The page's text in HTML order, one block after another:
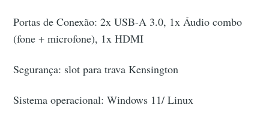
Portas de Conexão: 2x USB-A 3.0, 1x Áudio combo
(fone + microfone), 1x HDMI
Segurança: slot para trava Kensington
Sistema operacional: Windows 11/ Linux